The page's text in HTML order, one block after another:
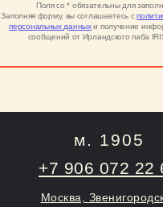
Поля со * обязательны для
Заполняя форму, вы соглашаетесь с
персональных данныхи получение
сообщений от Ирландского паба
м. 1905
Москва,
+7 906 072 22